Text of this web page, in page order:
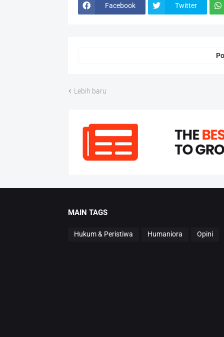
Facebook Twitter
Lebih baru
MAIN TAGS
Hukum & Peristiwa Humaniora Opini